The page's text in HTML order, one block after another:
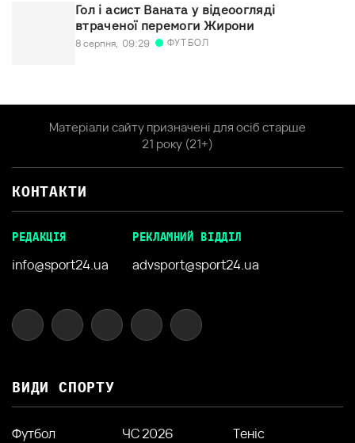
Гол і асист Ваната у відеоогляді
втраченої перемоги Жирони
8 серпня, 09:29 ФУТБОЛ
Матеріали сайту призначені для осіб старше
21 року (21+)
КОНТАКТИ
РЕДАКЦІЯ
info@sport24.ua
РЕКЛАМНИЙ ВІДДІЛ
advsport@sport24.ua
ВИДИ СПОРТУ
Футбол ЧС 2026
Теніс